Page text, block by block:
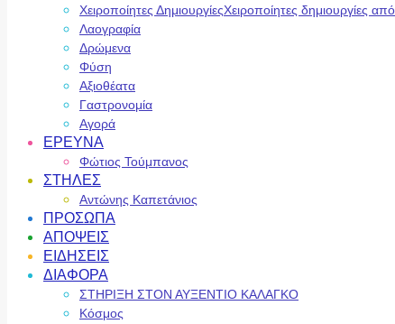
Χειροποίητες ΔημιουργίεςΧειροποίητες δημιουργίες
Λαογραφία
Δρώμενα
Φύση
Αξιοθέατα
Γαστρονομία
Αγορά
ΕΡΕΥΝΑ
Φώτιος Τούμπανος
ΣΤΗΛΕΣ
Αντώνης Καπετάνιος
ΠΡΟΣΩΠΑ
ΑΠΟΨΕΙΣ
ΕΙΔΗΣΕΙΣ
ΔΙΑΦΟΡΑ
ΣΤΗΡΙΞΗ ΣΤΟΝ ΑΥΞΕΝΤΙΟ ΚΑΛΑΓΚΟ
Κόσμος